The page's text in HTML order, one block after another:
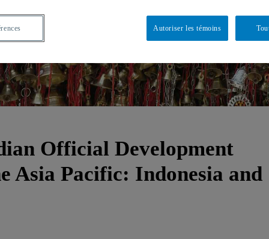
Official Development
Asia Pacific: Indonesia and
Autoriser les témoins